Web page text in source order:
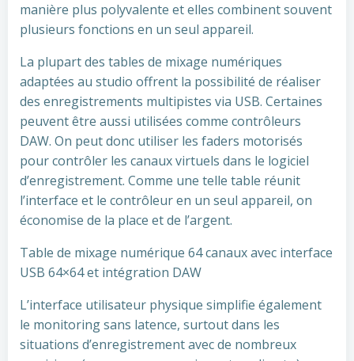
manière plus polyvalente et elles combinent souvent
plusieurs fonctions en un seul appareil.
La plupart des tables de mixage numériques
adaptées au studio offrent la possibilité de réaliser
des enregistrements multipistes via USB. Certaines
peuvent être aussi utilisées comme contrôleurs
DAW. On peut donc utiliser les faders motorisés
pour contrôler les canaux virtuels dans le logiciel
d’enregistrement. Comme une telle table réunit
l’interface et le contrôleur en un seul appareil, on
économise de la place et de l’argent.
Table de mixage numérique 64 canaux avec interface
USB 64×64 et intégration DAW
L’interface utilisateur physique simplifie également
le monitoring sans latence, surtout dans les
situations d’enregistrement avec de nombreux